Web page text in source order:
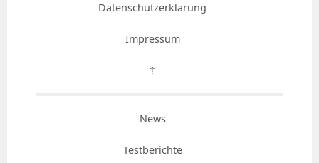
Datenschutzerklärung
Impressum
⇡
News
Testberichte